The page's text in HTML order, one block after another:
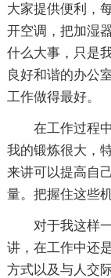
大家提供便利，
开空调，把加湿
什么大事，只是
良好和谐的办公
工作做得最好。
在工作过程
我的锻炼很大，
来讲可以提高自
量。把握住这些
对于我这样
讲，在工作中还
方式以及与人交